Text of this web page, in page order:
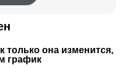
только она изменится,
график